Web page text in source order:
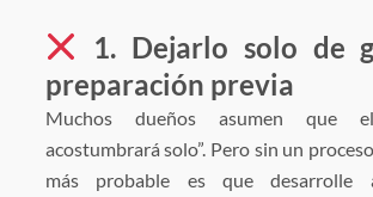
1. Dejarlo solo de
preparación previa
Muchos dueños asumen que
acostumbrará solo”. Pero sin un
más probable es que desarrolle